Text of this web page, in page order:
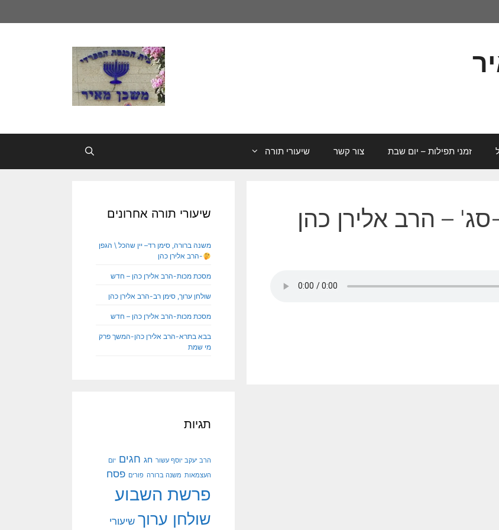
זמני תפילות – יום שבת צור קשר שיעורי תורה
– הרב אלירן כהן שיעורי תורה אחרונים
משנה ברורה, סימן רד– יין שהכל \ הגפן
-הרב אלירן כהן
מסכת מכות-הרב אלירן כהן – חדש
שולחן ערוך, סימן רב-הרב אלירן כהן
מסכת מכות-הרב אלירן כהן – חדש
בבא בתרא-הרב אלירן כהן-המשך פרק
מי שמת
תגיות
הרב יעקב יוסף עשור חג חגים יום
העצמאות משנה ברורה פורים פסח
פרשת השבוע
שולחן ערוך שיעורי